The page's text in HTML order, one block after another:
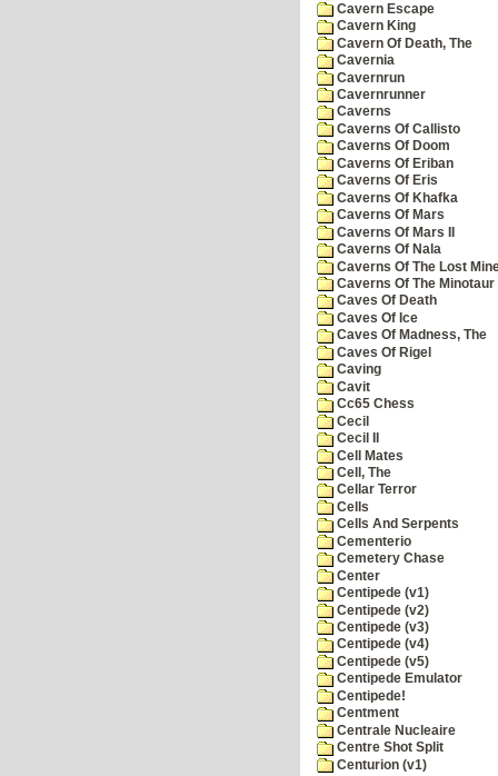
Cavern Escape
Cavern King
Cavern Of Death, The
Cavernia
Cavernrun
Cavernrunner
Caverns
Caverns Of Callisto
Caverns Of Doom
Caverns Of Eriban
Caverns Of Eris
Caverns Of Khafka
Caverns Of Mars
Caverns Of Mars II
Caverns Of Nala
Caverns Of The Lost
Caverns Of The Minotaur
Caves Of Death
Caves Of Ice
Caves Of Madness, The
Caves Of Rigel
Caving
Cavit
Cc65 Chess
Cecil
Cecil II
Cell Mates
Cell, The
Cellar Terror
Cells
Cells And Serpents
Cementerio
Cemetery Chase
Center
Centipede (v1)
Centipede (v2)
Centipede (v3)
Centipede (v4)
Centipede (v5)
Centipede Emulator
Centipede!
Centment
Centrale Nucleaire
Centre Shot Split
Centurion (v1)